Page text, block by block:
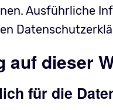
Ausführliche
auf dieser
für die